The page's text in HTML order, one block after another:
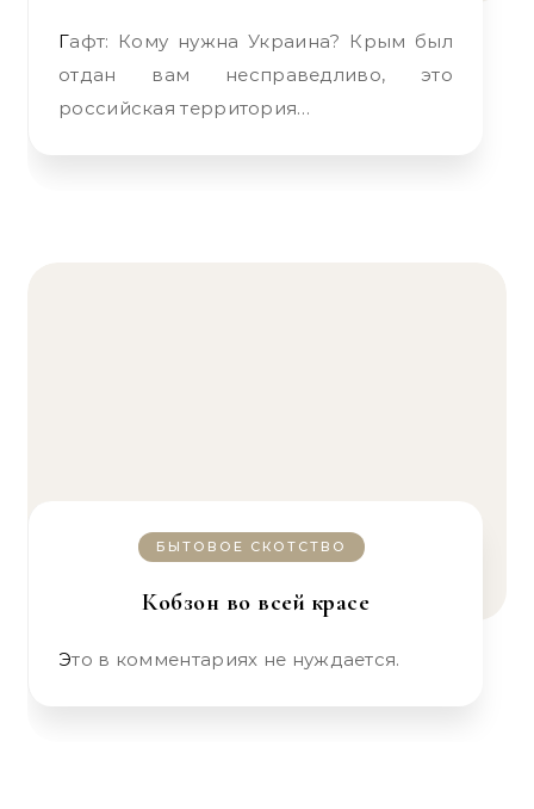
Гафт: Кому нужна Украина? Крым был
отдан вам несправедливо, это
российская территория…
БЫТОВОЕ СКОТСТВО
Кобзон во всей красе
Это в комментариях не нуждается.